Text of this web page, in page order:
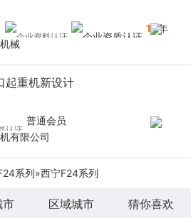
10年
械
起重机新设计
普通会员
有限公司
系列»西宁F24系列
市 区域城市 猜你喜欢